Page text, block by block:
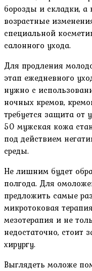
борозды и складки, а
возрастные
специальной
салонного ухода.
Для продления
этап ежедневного
нужно с
ночных кремов,
требуется защита от
50 мужская кожа
под действием
среды.
Не лишним будет
полгода. Для
предложить самые
микротоковая
мезотерапия и не
недостаточно, стоит
хирургу.
Выглядеть моложе